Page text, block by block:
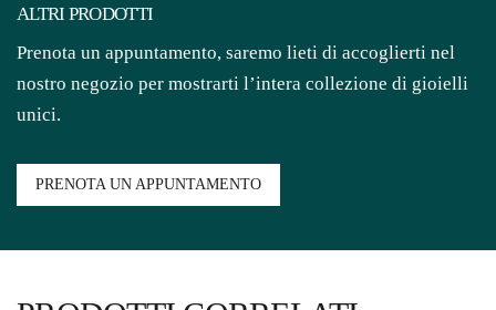
ALTRI PRODOTTI
Prenota un appuntamento, saremo lieti di accoglierti nel
nostro negozio per mostrarti l’intera collezione di gioielli
unici.
PRENOTA UN APPUNTAMENTO